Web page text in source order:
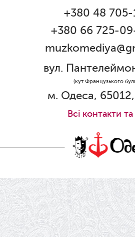
Графік роботи каси 1
Ювілей Олени Редько
Ювілей Станіслава
18.05.2026
Шукаємо інженерів і
17.05.2026
Ювілей Валентини
+380 48 705-
+380 66 725-
вул.
(кут Французького
м. Одеса, 65012,
Всi контакти